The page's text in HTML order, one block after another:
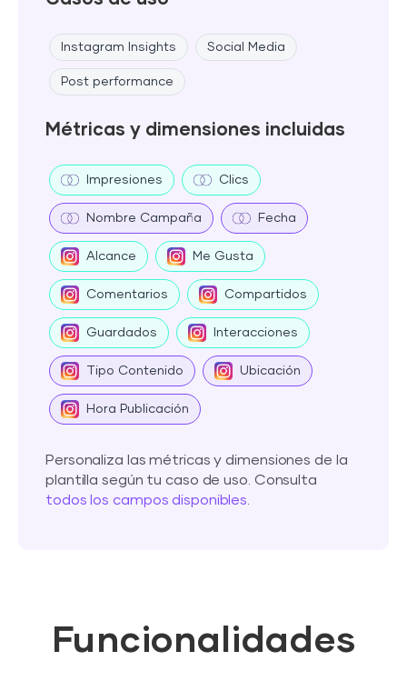
Instagram Insights Social Media
Post performance
Métricas y dimensiones incluidas
Impresiones Clics
Nombre Campaña Fecha
Alcance Me Gusta
Comentarios Compartidos
Guardados Interacciones
Tipo Contenido Ubicación
Hora Publicación
Personaliza las métricas y dimensiones de la
plantilla según tu caso de uso. Consulta
todos los campos disponibles
Funcionalidades